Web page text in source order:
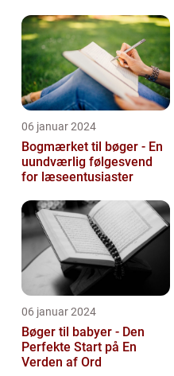
verden
06 januar 2024
Bogmærket til bøger - En
uundværlig følgesvend
for læseentusiaster
06 januar 2024
Bøger til babyer - Den
Perfekte Start på En
Verden af Ord